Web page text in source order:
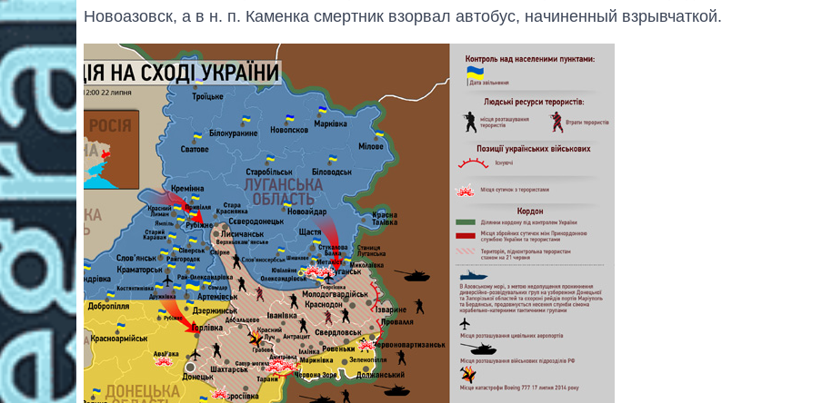
Новоазовск, а в н. п. Каменка смертник взорвал автобус, начиненный взрывчаткой.